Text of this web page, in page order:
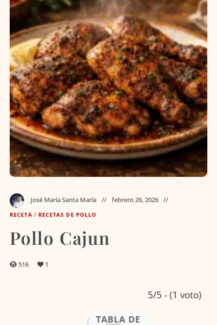
José María Santa María febrero 26, 2026
RECETA / RECETAS DE POLLO
Pollo Cajun
516 1
5/5 - (1 voto)
TABLA DE